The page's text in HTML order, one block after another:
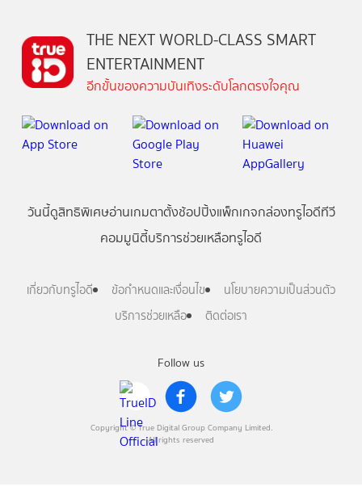
Follow us
Copyright © True Digital Group Company Limited.
All rights reserved
THE NEXT WORLD-CLASS SMART
ENTERTAINMENT
อีกขั้นของความบันเทิงระดับโลกตรงใจคุณ
วันนี้ดูสิทธิพิเศษอ่านเกมตาตั้งช้อปปิ้งแพ็กเกจกล่องทรูไอดีทีวี
คอมมูนิตี้บริการช่วยเหลือทรูไอดี
เกี่ยวกับทรูไอดี ข้อกำหนดและเงื่อนไข
นโยบายความเป็นส่วนตัว
บริการช่วยเหลือ
ติดต่อเรา